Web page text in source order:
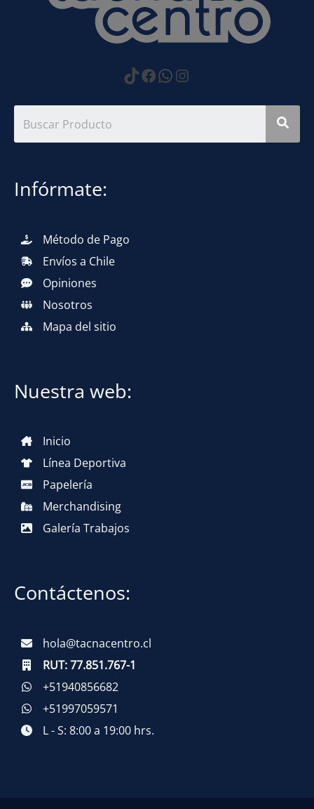
https://
Facebook
WhatsApp
Instagram
Infórmate:
Método de Pago
Envíos a Chile
Opiniones
Nosotros
Mapa del sitio
Nuestra web:
Inicio
Línea Deportiva
Papelería
Merchandising
Galería Trabajos
Contáctenos:
hola@tacnacentro.cl
RUT:77.851.767-1
+51940856682
+51997059571
L - S: 8:00 a 19:00 hrs.